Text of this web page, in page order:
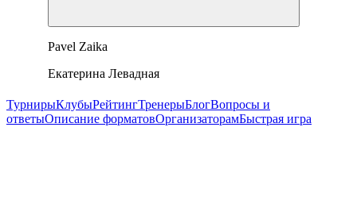
Pavel Zaika
Екатерина Левадная
ТурнирыКлубыРейтингТренерыБлогВопросы и
ответыОписание форматовОрганизаторамБыстрая игра